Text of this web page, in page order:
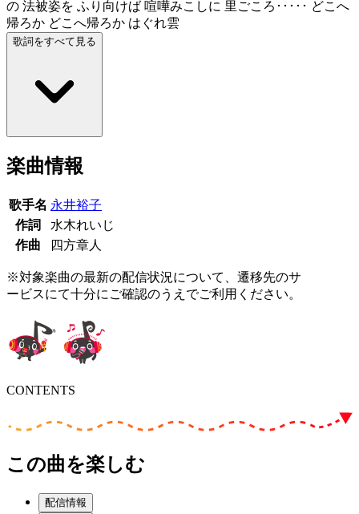
の 法被姿を ふり向けば 喧嘩みこしに 里ごころ･････ どこへ
帰ろか どこへ帰ろか はぐれ雲
歌詞をすべて見る
楽曲情報
歌手名 永井裕子
作詞
水木れいじ
作曲
四方章人
※対象楽曲の最新の配信状況について、遷移先のサ
ービスにて十分にご確認のうえでご利用ください。
CONTENTS
この曲を楽しむ
配信情報